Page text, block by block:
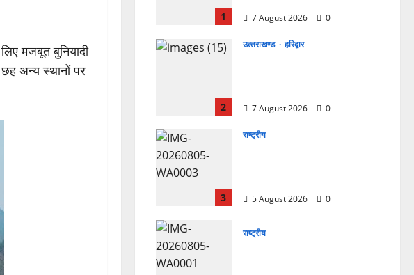
मजबूत बुनियादी
अन्य स्थानों पर
1 7 August 2026 0
2
उत्‍तराखण्‍ड हरिद्वार
7 August 2026 0
3
राष्ट्रीय
5 August 2026 0
राष्ट्रीय